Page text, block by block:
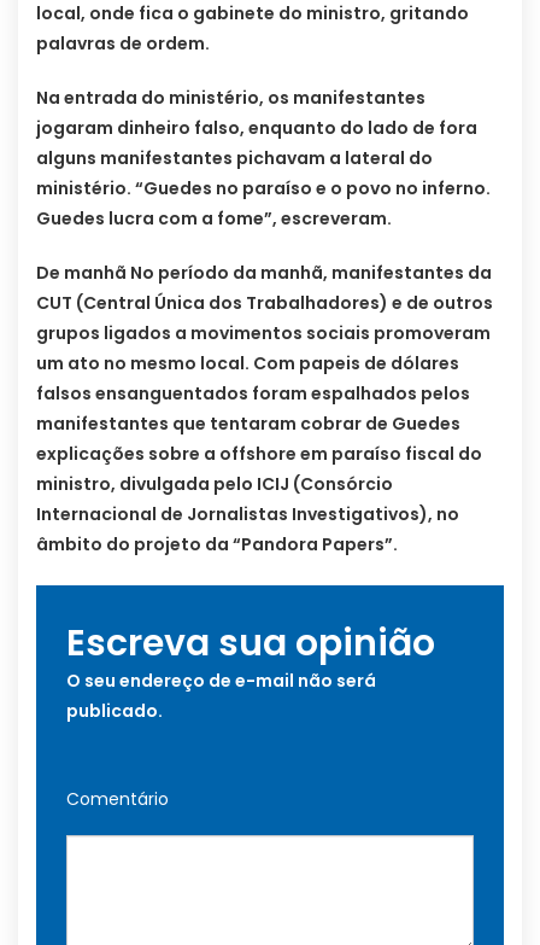
local, onde fica o gabinete do ministro, gritando
palavras de ordem.
Na entrada do ministério, os manifestantes
jogaram dinheiro falso, enquanto do lado de fora
alguns manifestantes pichavam a lateral do
ministério. “Guedes no paraíso e o povo no inferno.
Guedes lucra com a fome”, escreveram.
De manhã No período da manhã, manifestantes da
CUT (Central Única dos Trabalhadores) e de outros
grupos ligados a movimentos sociais promoveram
um ato no mesmo local. Com papeis de dólares
falsos ensanguentados foram espalhados pelos
manifestantes que tentaram cobrar de Guedes
explicações sobre a offshore em paraíso fiscal do
ministro, divulgada pelo ICIJ (Consórcio
Internacional de Jornalistas Investigativos), no
âmbito do projeto da “Pandora Papers”.
Escreva sua opinião
O seu endereço de e-mail não será
publicado.
Comentário